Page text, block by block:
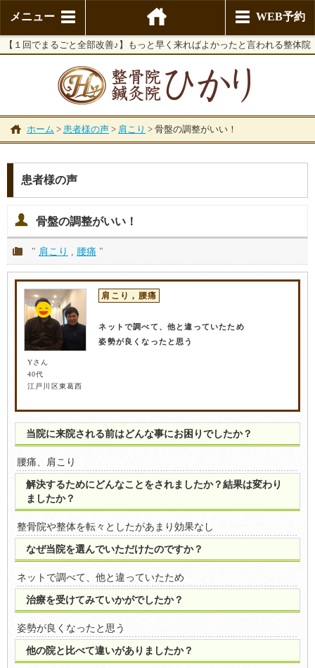
メニュー WEB予約
【１回でまるごと全部改善♪】もっと早く来ればよかったと言われる整体院
ホーム > 患者様の声 > 肩こり > 骨盤の調整がいい！
患者様の声
骨盤の調整がいい！
" 肩こり 腰痛 "
Yさん
40代
江戸川区東葛西
肩こり , 腰痛
ネットで調べて、他と違っていたため
姿勢が良くなったと思う
当院に来院される前はどんな事にお困りでしたか？
腰痛、肩こり
解決するためにどんなことをされましたか？結果は変わり
ましたか？
整骨院や整体を転々としたがあまり効果なし
なぜ当院を選んでいただけたのですか？
ネットで調べて、他と違っていたため
治療を受けてみていかがでしたか？
姿勢が良くなったと思う
他の院と比べて違いがありましたか？